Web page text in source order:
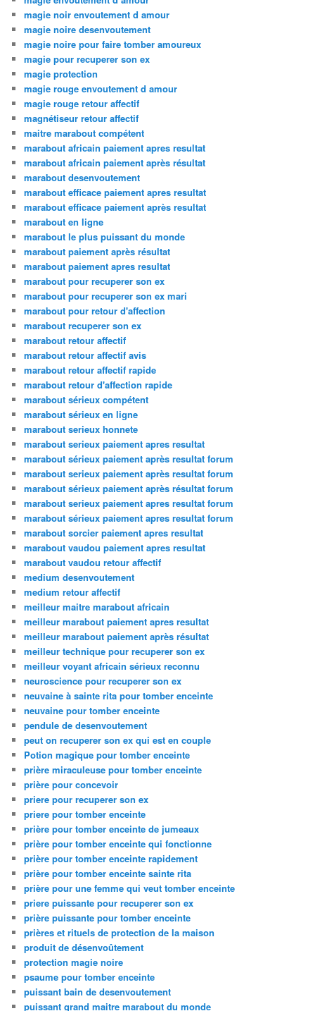
magie noir envoutement d amour
magie noire desenvoutement
magie noire pour faire tomber amoureux
magie pour recuperer son ex
magie protection
magie rouge envoutement d amour
magie rouge retour affectif
magnétiseur retour affectif
maitre marabout compétent
marabout africain paiement apres resultat
marabout africain paiement après résultat
marabout desenvoutement
marabout efficace paiement apres resultat
marabout efficace paiement après resultat
marabout en ligne
marabout le plus puissant du monde
marabout paiement après résultat
marabout paiement apres resultat
marabout pour recuperer son ex
marabout pour recuperer son ex mari
marabout pour retour d'affection
marabout recuperer son ex
marabout retour affectif
marabout retour affectif avis
marabout retour affectif rapide
marabout retour d'affection rapide
marabout sérieux compétent
marabout sérieux en ligne
marabout serieux honnete
marabout serieux paiement apres resultat
marabout sérieux paiement après resultat forum
marabout serieux paiement après resultat forum
marabout sérieux paiement après résultat forum
marabout serieux paiement apres resultat forum
marabout sérieux paiement apres resultat forum
marabout sorcier paiement apres resultat
marabout vaudou paiement apres resultat
marabout vaudou retour affectif
medium desenvoutement
medium retour affectif
meilleur maitre marabout africain
meilleur marabout paiement apres resultat
meilleur marabout paiement après résultat
meilleur technique pour recuperer son ex
meilleur voyant africain sérieux reconnu
neuroscience pour recuperer son ex
neuvaine à sainte rita pour tomber enceinte
neuvaine pour tomber enceinte
pendule de desenvoutement
peut on recuperer son ex qui est en couple
Potion magique pour tomber enceinte
prière miraculeuse pour tomber enceinte
prière pour concevoir
priere pour recuperer son ex
priere pour tomber enceinte
prière pour tomber enceinte de jumeaux
prière pour tomber enceinte qui fonctionne
prière pour tomber enceinte rapidement
prière pour tomber enceinte sainte rita
prière pour une femme qui veut tomber enceinte
priere puissante pour recuperer son ex
prière puissante pour tomber enceinte
prières et rituels de protection de la maison
produit de désenvoûtement
protection magie noire
psaume pour tomber enceinte
puissant bain de desenvoutement
puissant grand maitre marabout du monde